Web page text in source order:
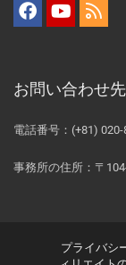
お問い合わせ先
電話番号：(+81)
事務所の住所：〒
プライバシ